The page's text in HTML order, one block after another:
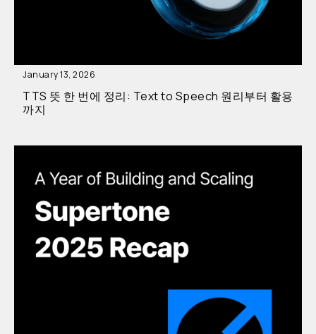
January 13, 2026
TTS 뜻 한 번에 정리: Text to Speech 원리부터 활용
까지